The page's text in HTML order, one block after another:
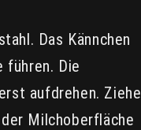
Das Kännchen
führen. Die
aufdrehen. Ziehe
Milchoberfläche